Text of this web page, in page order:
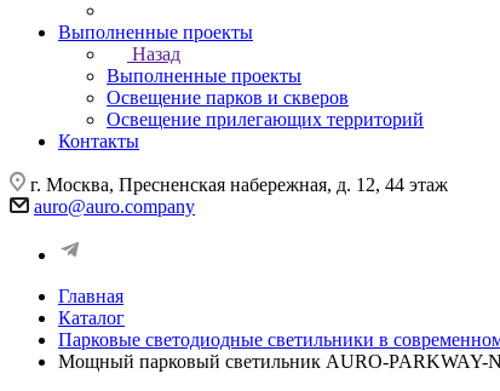
Выполненные проекты
Назад
Выполненные проекты
Освещение парков и скверов
Освещение прилегающих территорий
Контакты
г. Москва, Пресненская набережная, д. 12, 44 этаж
auro@auro.company
Главная
Каталог
Парковые светодиодные светильники в
Мощный парковый светильник AURO-PARKWAY-